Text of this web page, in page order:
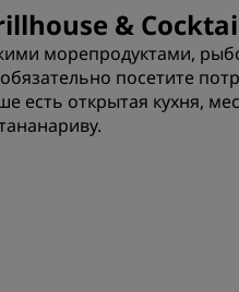
&
морепродуктами,
посетите
есть открытая кухня,